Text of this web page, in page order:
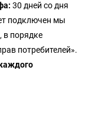
30 дней со дня
подключен мы
в порядке
потребителей».